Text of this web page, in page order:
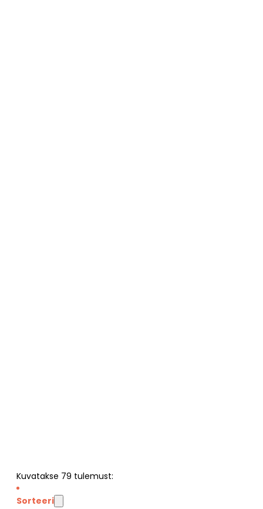
Kuvatakse 79 tulemust:
Sorteeri